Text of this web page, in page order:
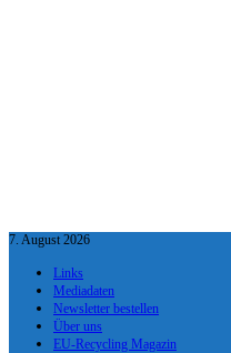
7. August 2026
Links
Mediadaten
Newsletter bestellen
Über uns
EU-Recycling Magazin